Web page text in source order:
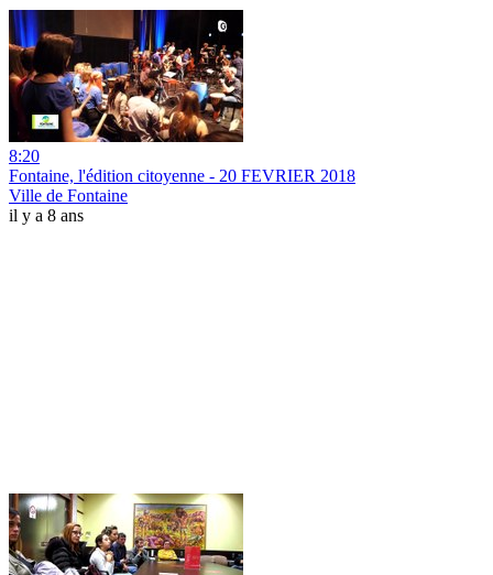
8:20
Fontaine, l'édition citoyenne - 20 FEVRIER 2018
Ville de Fontaine
il y a 8 ans